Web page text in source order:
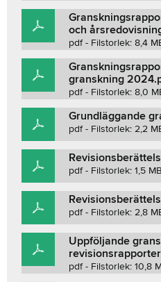
och
pdf - Filstorlek: 8,4
granskning
pdf - Filstorlek: 8,0
Grundläggande
pdf - Filstorlek: 2,2
pdf - Filstorlek: 1,5 MB
pdf - Filstorlek: 2,8
Uppföljande
pdf - Filstorlek: 10,8